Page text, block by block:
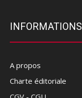
INFORMATIONS
A propos
Charte éditoriale